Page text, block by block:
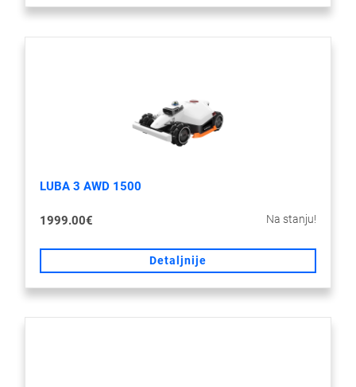
LUBA 3 AWD 1500
1999.00€ Na stanju!
Detaljnije